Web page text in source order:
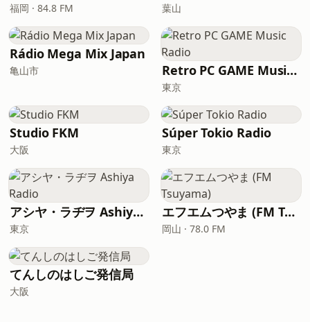
福岡 · 84.8 FM 葉山
Rádio Mega Mix Japan
亀山市 Retro PC GAME Music Radio
東京
Studio FKM
大阪
Súper Tokio Radio
東京
アシヤ・ラヂヲ Ashiya Radio
東京
エフエムつやま (FM Tsuyama)
岡山 · 78.0 FM
てんしのはしご発信局
大阪